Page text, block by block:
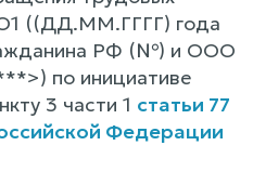
((ДД.ММ.ГГГГ) года
РФ (№) и ООО
по инициативе
3 части 1 статьи 77
Федерации